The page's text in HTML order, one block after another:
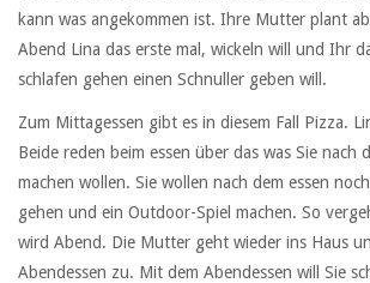
kann was angekommen ist. Ihre Mutter plant
Abend Lina das erste mal, wickeln will und Ihr
schlafen gehen einen Schnuller geben will.
Zum Mittagessen gibt es in diesem Fall Pizza.
Beide reden beim essen über das was Sie nach
machen wollen. Sie wollen nach dem essen
gehen und ein Outdoor-Spiel machen. So
wird Abend. Die Mutter geht wieder ins Haus
Abendessen zu. Mit dem Abendessen will Sie